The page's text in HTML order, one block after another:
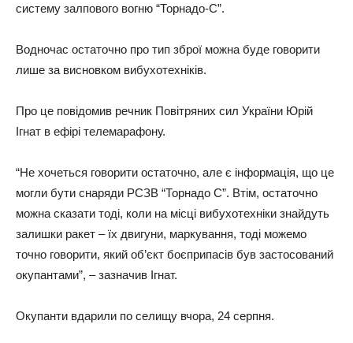
систему залпового вогню “Торнадо-С”.
Водночас остаточно про тип зброї можна буде говорити
лише за висновком вибухотехніків.
Про це повідомив речник Повітряних сил України Юрій
Ігнат в ефірі телемарафону.
“Не хочеться говорити остаточно, але є інформація, що це
могли бути снаряди РСЗВ “Торнадо С”. Втім, остаточно
можна сказати тоді, коли на місці вибухотехніки знайдуть
залишки ракет – їх двигуни, маркування, тоді можемо
точно говорити, який об’єкт боєприпасів був застосований
окупантами”, – зазначив Ігнат.
Окупанти вдарили по селищу вчора, 24 серпня.